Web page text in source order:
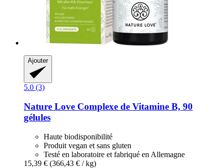
Ajouter
5.0 (3)
Nature Love Complexe de Vitamine B, 90
gélules
Haute biodisponibilité
Produit vegan et sans gluten
Testé en laboratoire et fabriqué en Allemagne
15,39 € (366,43 € / kg)